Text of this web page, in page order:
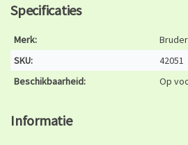
Specificaties
Merk:
Bruder
SKU:
42051
Beschikbaarheid:
Op
Informatie